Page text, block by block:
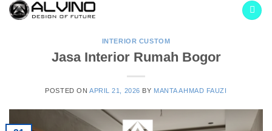
Skip
INTERIOR CUSTOM
Jasa Interior Rumah Bogor
POSTED ON APRIL 21, 2026 BY MANTA AHMAD FAUZI